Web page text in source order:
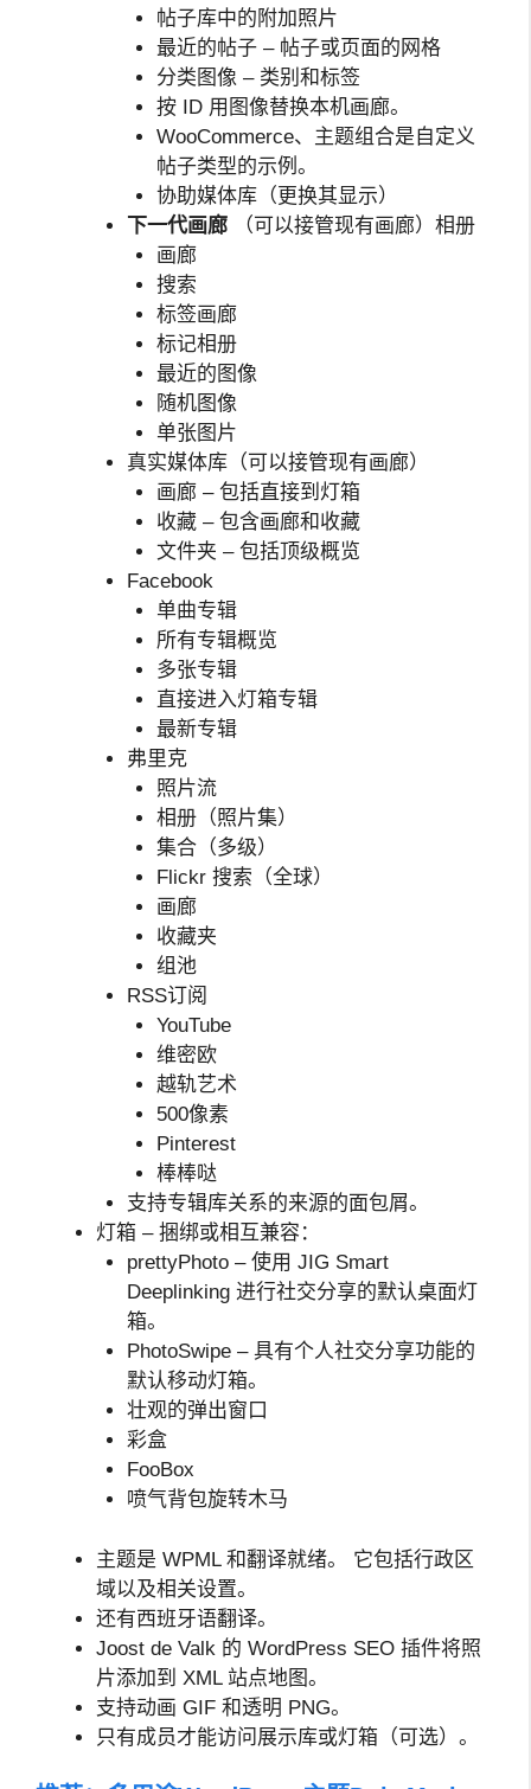
帖子库中的附加照片
最近的帖子 – 帖子或页面的网格
分类图像 – 类别和标签
按 ID 用图像替换本机画廊。
WooCommerce、主题组合是自定义
帖子类型的示例。
协助媒体库（更换其显示）
下一代画廊（可以接管现有画廊）相册
画廊
搜索
标签画廊
标记相册
最近的图像
随机图像
单张图片
真实媒体库（可以接管现有画廊）
画廊 – 包括直接到灯箱
收藏 – 包含画廊和收藏
文件夹 – 包括顶级概览
Facebook
单曲专辑
所有专辑概览
多张专辑
直接进入灯箱专辑
最新专辑
弗里克
照片流
相册（照片集）
集合（多级）
Flickr 搜索（全球）
画廊
收藏夹
组池
RSS订阅
YouTube
维密欧
越轨艺术
500像素
Pinterest
棒棒哒
支持专辑库关系的来源的面包屑。
灯箱 – 捆绑或相互兼容：
prettyPhoto – 使用 JIG Smart
Deeplinking 进行社交分享的默认桌面灯
箱。
PhotoSwipe – 具有个人社交分享功能的
默认移动灯箱。
壮观的弹出窗口
彩盒
FooBox
喷气背包旋转木马
主题是 WPML 和翻译就绪。 它包括行政区
域以及相关设置。
还有西班牙语翻译。
Joost de Valk 的 WordPress SEO 插件将照
片添加到 XML 站点地图。
支持动画 GIF 和透明 PNG。
只有成员才能访问展示库或灯箱（可选）。